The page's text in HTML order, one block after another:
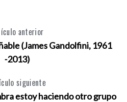
anterior
(James Gandolfini, 1961
-2013)
siguiente
estoy haciendo otro grupo